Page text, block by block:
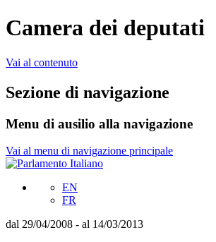
Camera dei deputati
Vai al contenuto
Sezione di navigazione
Menu di ausilio alla navigazione
Vai al menu di navigazione principale
EN
FR
dal 29/04/2008 - al 14/03/2013